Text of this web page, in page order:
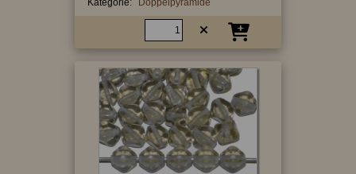
Kategorie: Doppelpyramide